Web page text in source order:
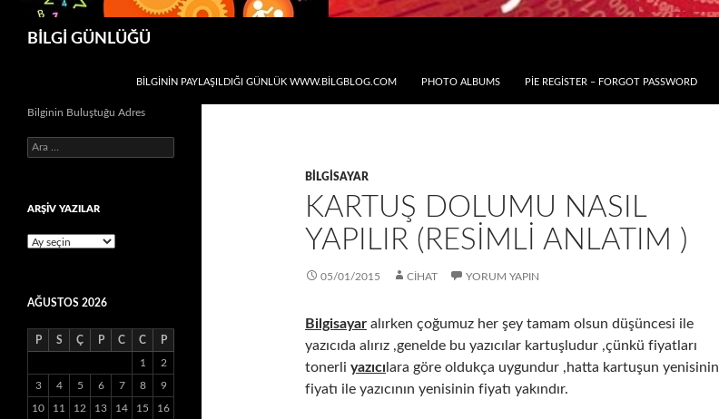
BİLGİ GÜNLÜĞÜ
BİLGİNİN PAYLAŞILDIĞI GÜNLÜK WWW.BILGBLOG.COM
PHOTO ALBUMS PIE REGISTER – FORGOT PASSWORD
BILGISAYAR
KARTUŞ DOLUMU NASIL
YAPILIR (RESIMLI ANLATIM )
05/01/2015 CIHAT YORUM YAPIN
Bilgisayar alırken çoğumuz her şey tamam olsun düşüncesi ile
yazıcıda alırız ,genelde bu yazıcılar kartuşludur ,çünkü fiyatları
tonerli yazıcı lara göre oldukça uygundur ,hatta kartuşun yenisinin
fiyatı ile yazıcının yenisinin fiyatı yakındır.
Bilginin Buluştuğu Adres
Arama:
ARŞİV YAZILAR
ARŞİV
AĞUSTOS 2026
P S Ç P C C P
1 2
3 4 5 6 7 8 9
10 11 12 13 14 15 16